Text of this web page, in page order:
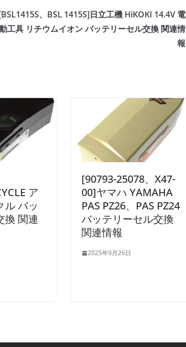
、BSL 1415S]日立工機 HiKOKI 14.4V 電
工具 リチウムイオン バッテリーセル交換 関連情
報
ア
ル バッ
換 関連
[90793-25078、X47-
00]ヤマハ YAMAHA
PAS PZ26、PAS PZ24
バッテリーセル交換
関連情報
2025年9月26日